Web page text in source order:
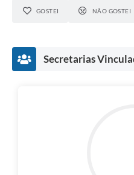
GOSTEI NÃO GOSTEI
Secretarias